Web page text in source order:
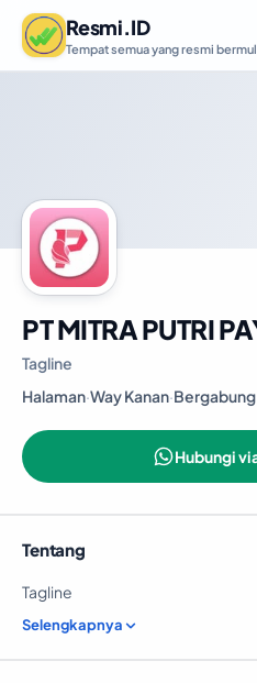
Resmi.ID
Tempat semua yang resmi
PT MITRA PUTRI
Tagline
Halaman·Way Kanan·
Hubungi
Tentang
Tagline
Selengkapnya